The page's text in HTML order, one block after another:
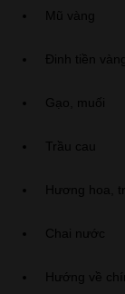
Mũ vàng
Đinh tiền vàng
Gạo, muối
Trầu cau
Hương hoa,
Chai nước
Hướng về